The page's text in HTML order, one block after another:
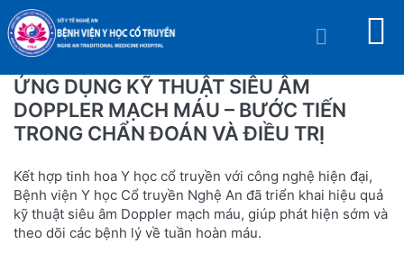
ỨNG DỤNG KỸ THUẬT SIÊU ÂM
DOPPLER MẠCH MÁU – BƯỚC TIẾN
TRONG CHẨN ĐOÁN VÀ ĐIỀU TRỊ
Kết hợp tinh hoa Y học cổ truyền với công nghệ hiện đại,
Bệnh viện Y học Cổ truyền Nghệ An đã triển khai hiệu quả
kỹ thuật siêu âm Doppler mạch máu, giúp phát hiện sớm và
theo dõi các bệnh lý về tuần hoàn máu.